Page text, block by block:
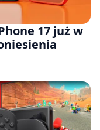
17 już w